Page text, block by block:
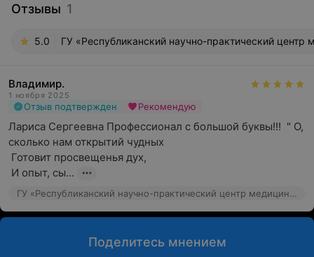
Отзывы 1
5.0 ГУ «Республиканский научно-практический
Владимир.
1 ноября 2025
Отзыв подтвержден Рекомендую
Лариса Сергеевна Профессионал с большой буквы!!!  " О,
сколько нам открытий чудных
И опыт, сы...
ГУ «Республиканский научно-практический центр медицинской экспертизы и реабилитаци», ул. Макаенка, 17
Поделитесь мнением